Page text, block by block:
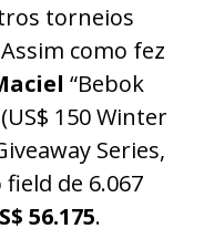
torneios
como fez
“Bebok
150 Winter
Series,
de 6.067
56.175.